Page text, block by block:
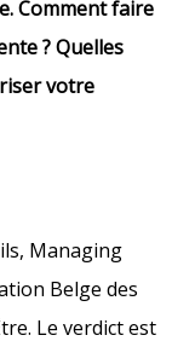
Comment faire
? Quelles
votre
Managing
Belge des
Le verdict est